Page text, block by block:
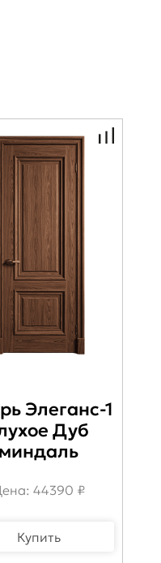
Элеганс-1
Дуб
миндаль
44390 ₽
Купить